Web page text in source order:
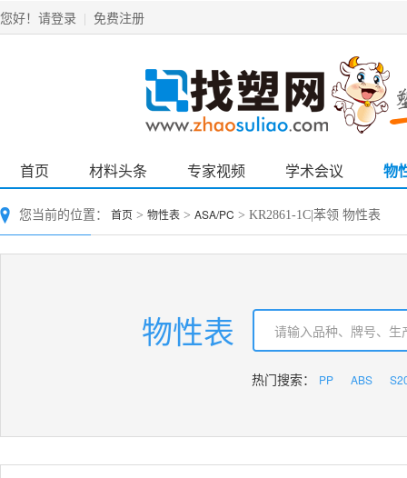
您好！ 请登录 免费注册
首页 材料头条 专家视频 学术会议 物
您当前的位置： 首页 > 物性表 > ASA/PC > KR2861-1C|苯领 物性表
物性表
热门搜索： PP ABS